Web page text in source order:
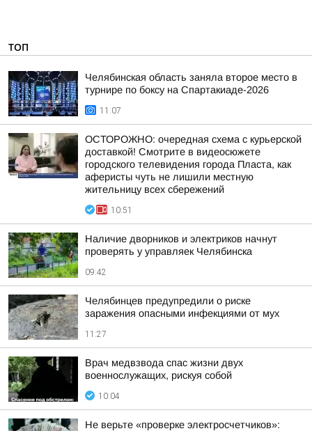
ТОП
Челябинская область заняла второе место в
турнире по боксу на Спартакиаде-2026
11:07
ОСТОРОЖНО: очередная схема с курьерской
доставкой! Смотрите в видеосюжете
городского телевидения города Пласта, как
аферисты чуть не лишили местную
жительницу всех сбережений
10:51
Наличие дворников и электриков начнут
проверять у управляек Челябинска
09:42
Челябинцев предупредили о риске
заражения опасными инфекциями от мух
11:27
Врач медвзвода спас жизни двух
военнослужащих, рискуя собой
10:04
Не верьте «проверке электросчетчиков»: